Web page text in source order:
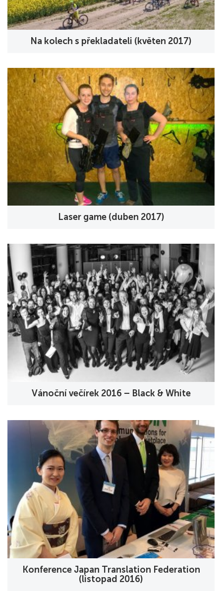
Na kolech s překladateli (květen 2017)
Laser game (duben 2017)
Vánoční večírek 2016 – Black & White
Konference Japan Translation Federation
(listopad 2016)